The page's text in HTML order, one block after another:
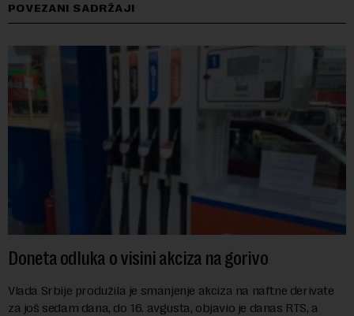
POVEZANI SADRŽAJI
Doneta odluka o visini akciza na gorivo
Vlada Srbije produžila je smanjenje akciza na naftne derivate
za još sedam dana, do 16. avgusta, objavio je danas RTS, a